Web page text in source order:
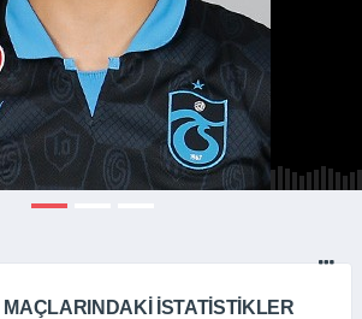
MAÇLARINDAKI İSTATISTIKLER